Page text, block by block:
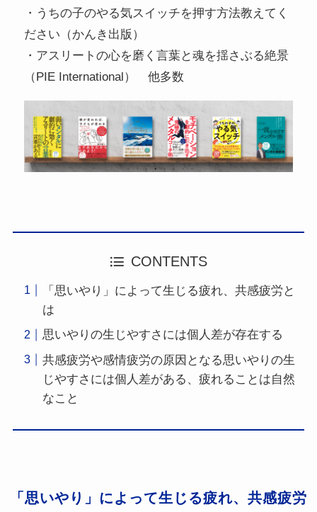
・うちの子のやる気スイッチを押す方法教えてく
ださい（かんき出版）
・アスリートの心を磨く言葉と魂を揺さぶる絶景
（PIE International） 他多数
CONTENTS
「思いやり」によって生じる疲れ、共感疲労と
は
思いやりの生じやすさには個人差が存在する
共感疲労や感情疲労の原因となる思いやりの生
じやすさには個人差がある、疲れることは自然
なこと
「思いやり」によって生じる疲れ、共感疲労